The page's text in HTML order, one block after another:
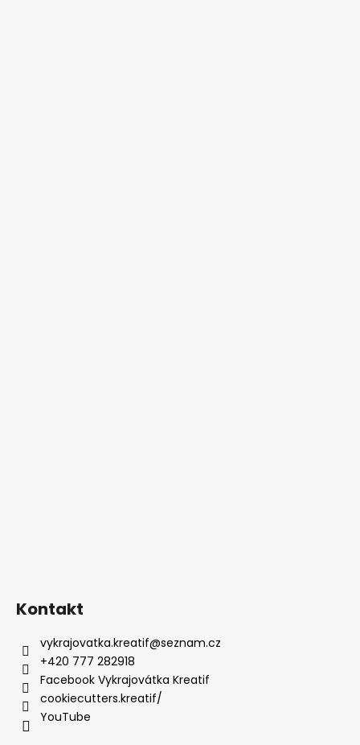
Kontakt
vykrajovatka.kreatif@seznam.cz
+420 777 282918
Facebook Vykrajovátka Kreatif
cookiecutters.kreatif/
YouTube